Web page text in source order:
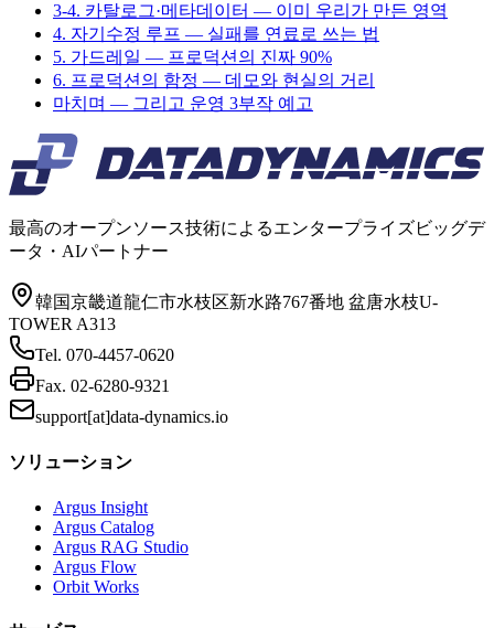
3-4. 카탈로그·메타데이터 — 이미 우리가 만든 영역
4. 자기수정 루프 — 실패를 연료로 쓰는 법
5. 가드레일 — 프로덕션의 진짜 90%
6. 프로덕션의 함정 — 데모와 현실의 거리
마치며 — 그리고 운영 3부작 예고
最高のオープンソース技術によるエンタープライズビッグデ
ータ・AIパートナー
韓国京畿道龍仁市水枝区新水路767番地 盆唐水枝U-
TOWER A313
Tel. 070-4457-0620
Fax. 02-6280-9321
support[at]data-dynamics.io
ソリューション
Argus Insight
Argus Catalog
Argus RAG Studio
Argus Flow
Orbit Works